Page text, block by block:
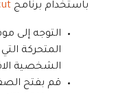
باستخدام برنامج
التوجه إلى
المتحركة
الشخصية